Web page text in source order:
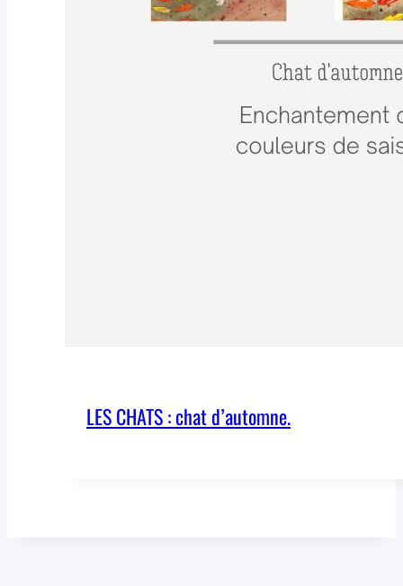
LES CHATS : chat d’automne.